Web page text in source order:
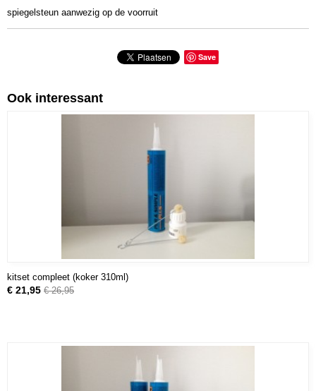
spiegelsteun aanwezig op de voorruit
Save
Ook interessant
kitset compleet (koker 310ml)
€ 21,95 € 26,95